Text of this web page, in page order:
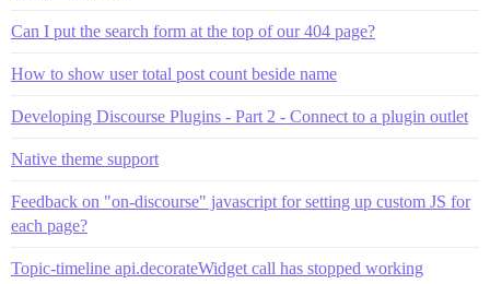
Can I put the search form at the top of our 404 page?
How to show user total post count beside name
Developing Discourse Plugins - Part 2 - Connect to a plugin outlet
Native theme support
Feedback on "on-discourse" javascript for setting up custom JS for
each page?
Topic-timeline api.decorateWidget call has stopped working